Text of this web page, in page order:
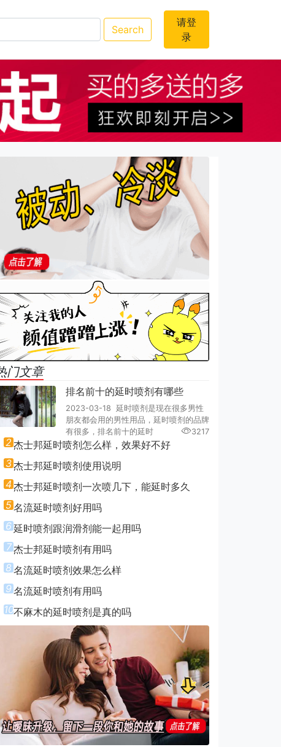
Search
请登
录
门文章
排名前十的延时喷剂有哪些
2023-03-18 延时喷剂是现在很多男性
朋友都会用的男性用品，延时喷剂的品牌
有很多，排名前十的延时
3217
2 杰士邦延时喷剂怎么样，效果好不好
3杰士邦延时喷剂使用说明
4 杰士邦延时喷剂一次喷几下，能延时多久
5名流延时喷剂好用吗
6延时喷剂跟润滑剂能一起用吗
7杰士邦延时喷剂有用吗
8 名流延时喷剂效果怎么样
9名流延时喷剂有用吗
10不麻木的延时喷剂是真的吗